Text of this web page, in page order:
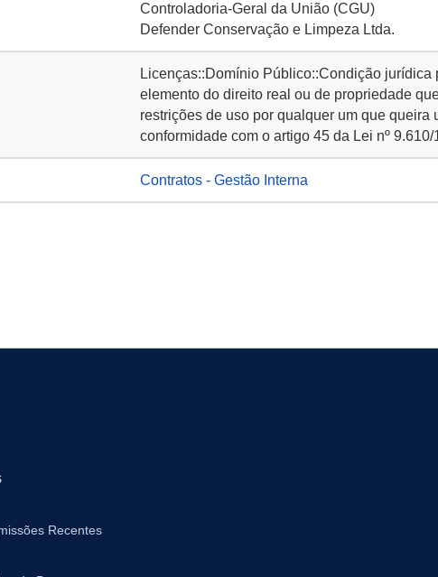
Controladoria-Geral da União (CGU)
Defender Conservação e Limpeza Ltda.
Licenças::Domínio Público::Condição jurídica
elemento do direito real ou de propriedade
restrições de uso por qualquer um que queira
conformidade com o artigo 45 da Lei nº 9.610/
Contratos - Gestão Interna
Recentes